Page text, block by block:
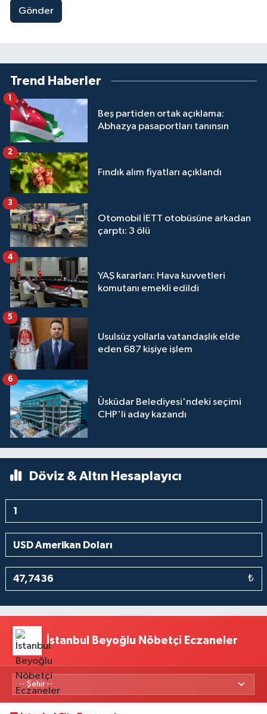
Gönder
Trend Haberler
Beş partiden ortak açıklama:
Abhazya pasaportları tanınsın
1
Fındık alım fiyatları açıklandı
2
Otomobil İETT otobüsüne arkadan
çarptı: 3 ölü
3
YAŞ kararları: Hava kuvvetleri
komutanı emekli edildi
4
Usulsüz yollarla vatandaşlık elde
eden 687 kişiye işlem
5
Üsküdar Belediyesi'ndeki seçimi
CHP'li aday kazandı
6
Döviz & Altın Hesaplayıcı
₺
İstanbul Beyoğlu Nöbetçi Eczaneler